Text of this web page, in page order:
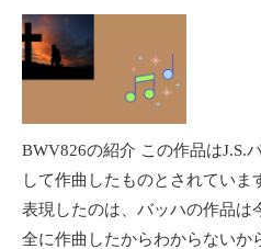
BWV826の紹介 この作品はJ.S.
して作曲したものとされていま
表現したのは、バッハの作品は
全に作曲したからわからない